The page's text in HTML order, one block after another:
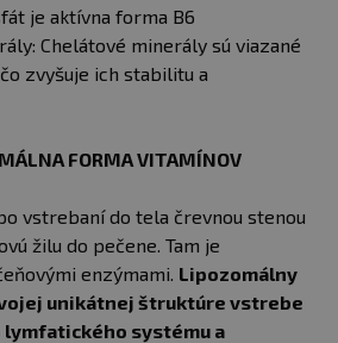
je aktívna forma B6
Chelátové minerály sú viazané
zvyšuje ich stabilitu a
FORMA VITAMÍNOV
vstrebaní do tela črevnou stenou
žilu do pečene. Tam je
enzýmami. Lipozomálny
unikátnej štruktúre vstrebe
systému a